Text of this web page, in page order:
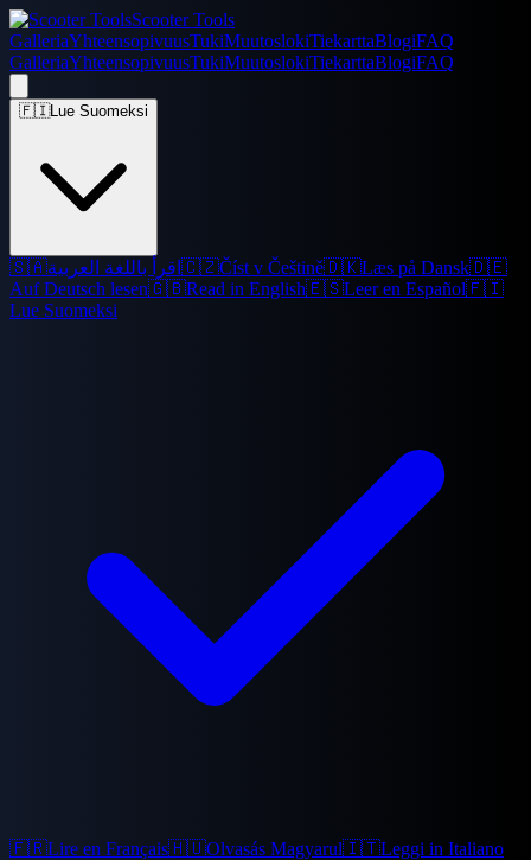
Scooter Tools
GalleriaYhteensopivuusTukiMuutoslokiTiekarttaBlogiFAQ
GalleriaYhteensopivuusTukiMuutoslokiTiekarttaBlogiFAQ
🇫🇮Lue Suomeksi
🇸🇦اقرأ باللغة العربية 🇨🇿Číst v Češtině🇩🇰Læs på Dansk🇩🇪
Auf Deutsch lesen🇬🇧Read in English🇪🇸Leer en Español🇫🇮
Lue Suomeksi
🇫🇷Lire en Français🇭🇺Olvasás Magyarul🇮🇹Leggi in Italiano